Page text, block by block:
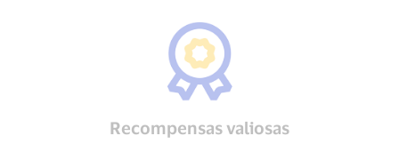
Recompensas valiosas